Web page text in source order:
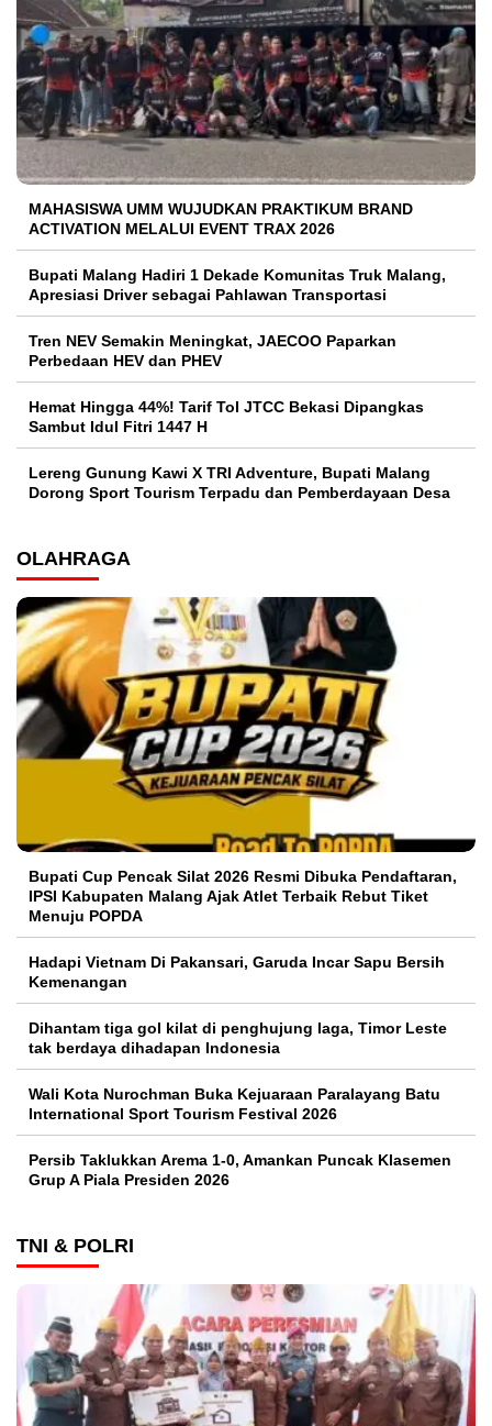
MAHASISWA UMM WUJUDKAN PRAKTIKUM BRAND
ACTIVATION MELALUI EVENT TRAX 2026
Bupati Malang Hadiri 1 Dekade Komunitas Truk Malang,
Apresiasi Driver sebagai Pahlawan Transportasi
Tren NEV Semakin Meningkat, JAECOO Paparkan
Perbedaan HEV dan PHEV
Hemat Hingga 44%! Tarif Tol JTCC Bekasi Dipangkas
Sambut Idul Fitri 1447 H
Lereng Gunung Kawi X TRI Adventure, Bupati Malang
Dorong Sport Tourism Terpadu dan Pemberdayaan Desa
OLAHRAGA
Bupati Cup Pencak Silat 2026 Resmi Dibuka Pendaftaran,
IPSI Kabupaten Malang Ajak Atlet Terbaik Rebut Tiket
Menuju POPDA
Hadapi Vietnam Di Pakansari, Garuda Incar Sapu Bersih
Kemenangan
Dihantam tiga gol kilat di penghujung laga, Timor Leste
tak berdaya dihadapan Indonesia
Wali Kota Nurochman Buka Kejuaraan Paralayang Batu
International Sport Tourism Festival 2026
Persib Taklukkan Arema 1-0, Amankan Puncak Klasemen
Grup A Piala Presiden 2026
TNI & POLRI